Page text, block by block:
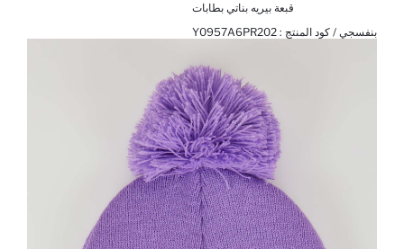
قبعة بيريه بناتي بطابات
بنفسجي / كود المنتج : Y0957A6PR202